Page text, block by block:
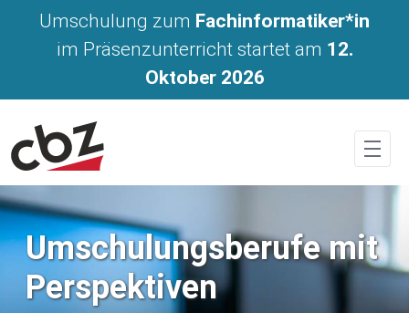
Geförderte Umschulungen mit
Umschulung zum Fachinformatiker*in
im Präsenzunterricht startet am 12.
Oktober 2026
Umschulungsberufe mit
Perspektiven